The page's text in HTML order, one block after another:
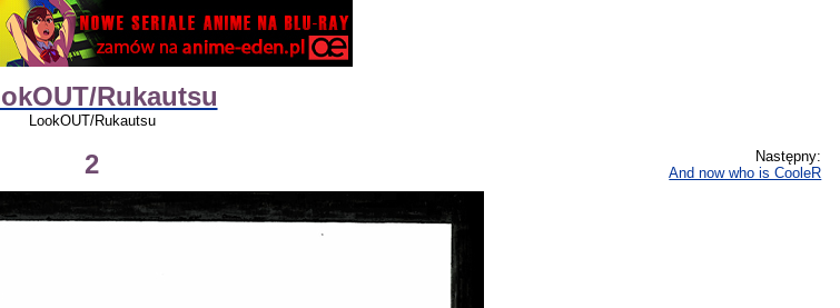
Rukautsu
LookOUT/Rukautsu
2
Następny:
And now who is CooleR